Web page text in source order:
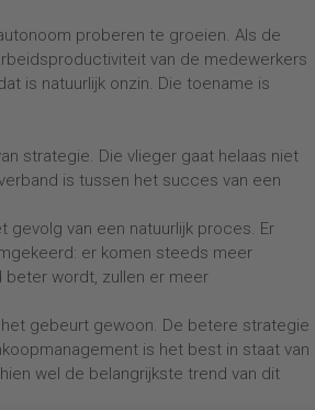
proberen te groeien. Als de
van de medewerkers
is natuurlijk onzin. Die toename is
strategie. Die vlieger gaat helaas niet
is tussen het succes van een
gevolg van een natuurlijk proces. Er
er komen steeds meer
wordt, zullen er meer
gebeurt gewoon. De betere strategie
is het best in staat van
wel de belangrijkste trend van dit